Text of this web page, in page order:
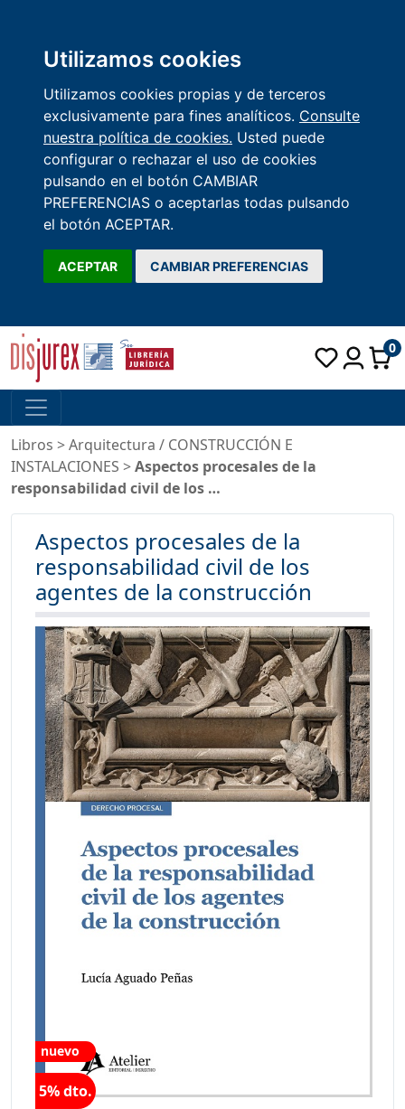
Utilizamos cookies
Utilizamos cookies propias y de terceros
exclusivamente para fines analíticos. Consulte
nuestra política de cookies. Usted puede
configurar o rechazar el uso de cookies
pulsando en el botón CAMBIAR
PREFERENCIAS o aceptarlas todas pulsando
el botón ACEPTAR.
ACEPTAR CAMBIAR PREFERENCIAS
0
Libros >Arquitectura / CONSTRUCCIÓN E
INSTALACIONES >Aspectos procesales de la
responsabilidad civil de los …
Aspectos procesales de la
responsabilidad civil de los
agentes de la construcción
nuevo
5% dto.